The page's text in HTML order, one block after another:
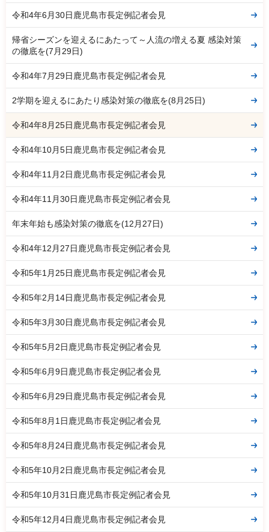
令和4年6月30日鹿児島市長定例記者会見
帰省シーズンを迎えるにあたって～人流の増える夏 感染対策
の徹底を(7月29日)
令和4年7月29日鹿児島市長定例記者会見
2学期を迎えるにあたり感染対策の徹底を(8月25日)
令和4年8月25日鹿児島市長定例記者会見
令和4年10月5日鹿児島市長定例記者会見
令和4年11月2日鹿児島市長定例記者会見
令和4年11月30日鹿児島市長定例記者会見
年末年始も感染対策の徹底を(12月27日)
令和4年12月27日鹿児島市長定例記者会見
令和5年1月25日鹿児島市長定例記者会見
令和5年2月14日鹿児島市長定例記者会見
令和5年3月30日鹿児島市長定例記者会見
令和5年5月2日鹿児島市長定例記者会見
令和5年6月9日鹿児島市長定例記者会見
令和5年6月29日鹿児島市長定例記者会見
令和5年8月1日鹿児島市長定例記者会見
令和5年8月24日鹿児島市長定例記者会見
令和5年10月2日鹿児島市長定例記者会見
令和5年10月31日鹿児島市長定例記者会見
令和5年12月4日鹿児島市長定例記者会見